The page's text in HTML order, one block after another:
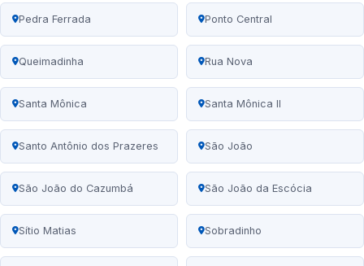
Pedra Ferrada Ponto Central
Queimadinha Rua Nova
Santa Mônica Santa Mônica II
Santo Antônio dos Prazeres São João
São João do Cazumbá São João da Escócia
Sítio Matias Sobradinho